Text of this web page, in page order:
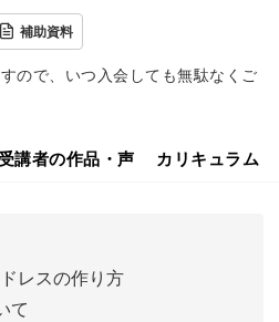
補助資料
ので、いつ入会しても無駄なくご
受講者の作品・声 カリキュラム
レスの作り方
て